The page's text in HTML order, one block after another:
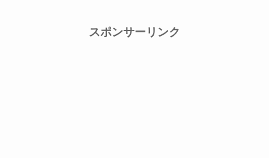
スポンサーリンク